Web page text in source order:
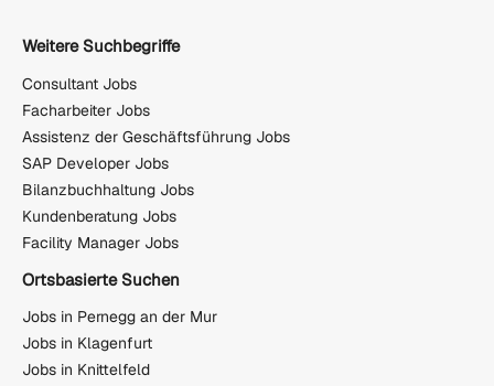
Weitere Suchbegriffe
Consultant Jobs
Facharbeiter Jobs
Assistenz der Geschäftsführung Jobs
SAP Developer Jobs
Bilanzbuchhaltung Jobs
Kundenberatung Jobs
Facility Manager Jobs
Ortsbasierte Suchen
Jobs in Pernegg an der Mur
Jobs in Klagenfurt
Jobs in Knittelfeld